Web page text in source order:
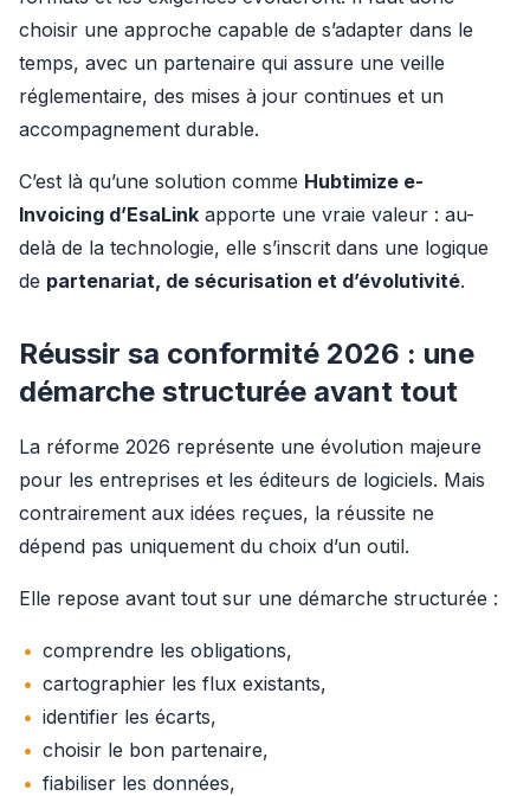
choisir une approche capable de s’adapter dans le
temps, avec un partenaire qui assure une veille
réglementaire, des mises à jour continues et un
accompagnement durable.
C’est là qu’une solution comme Hubtimize e-
Invoicing d’EsaLink apporte une vraie valeur : au-
delà de la technologie, elle s’inscrit dans une logique
de partenariat, de sécurisation et d’évolutivité.
Réussir sa conformité 2026 : une
démarche structurée avant tout
La réforme 2026 représente une évolution majeure
pour les entreprises et les éditeurs de logiciels. Mais
contrairement aux idées reçues, la réussite ne
dépend pas uniquement du choix d’un outil.
Elle repose avant tout sur une démarche structurée :
comprendre les obligations,
cartographier les flux existants,
identifier les écarts,
choisir le bon partenaire,
fiabiliser les données,